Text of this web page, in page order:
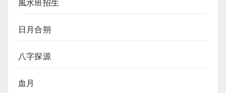
風水班招生
日月合朔
八字探源
血月